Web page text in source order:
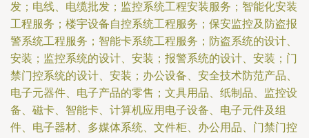
发；电线、电缆批发；监控系统工程安装服务；智能化安装
工程服务；楼宇设备自控系统工程服务；保安监控及防盗报
警系统工程服务；智能卡系统工程服务；防盗系统的设计、
安装；监控系统的设计、安装；报警系统的设计、安装；门
禁门控系统的设计、安装；办公设备、安全技术防范产品、
电子元器件、电子产品的零售；文具用品、纸制品、监控设
备、磁卡、智能卡、计算机应用电子设备、电子元件及组
件、电子器材、多媒体系统、文件柜、办公用品、门禁门控